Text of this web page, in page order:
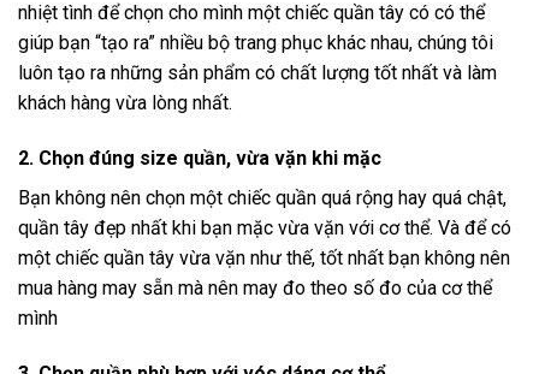
nhiệt tình để chọn cho mình một chiếc quần tây có có thể
giúp bạn “tạo ra” nhiều bộ trang phục khác nhau, chúng tôi
luôn tạo ra những sản phẩm có chất lượng tốt nhất và làm
khách hàng vừa lòng nhất.
2. Chọn đúng size quần, vừa vặn khi mặc
Bạn không nên chọn một chiếc quần quá rộng hay quá chật,
quần tây đẹp nhất khi bạn mặc vừa vặn với cơ thể. Và để có
một chiếc quần tây vừa vặn như thế, tốt nhất bạn không nên
mua hàng may sẵn mà nên may đo theo số đo của cơ thể
mình